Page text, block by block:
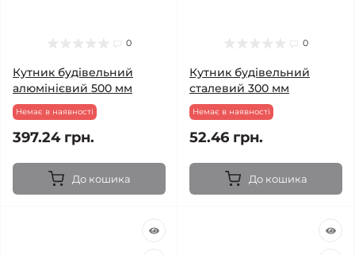
0
Кутник будівельний
алюмінієвий 500 мм
Немає в наявності
397.24 грн.
До кошика
0
Кутник будівельний
сталевий 300 мм
Немає в наявності
52.46 грн.
До кошика